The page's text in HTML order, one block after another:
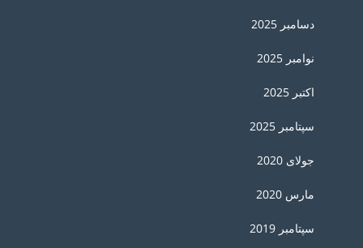
دسامبر 2025
نوامبر 2025
اکتبر 2025
سپتامبر 2025
جولای 2020
مارس 2020
سپتامبر 2019